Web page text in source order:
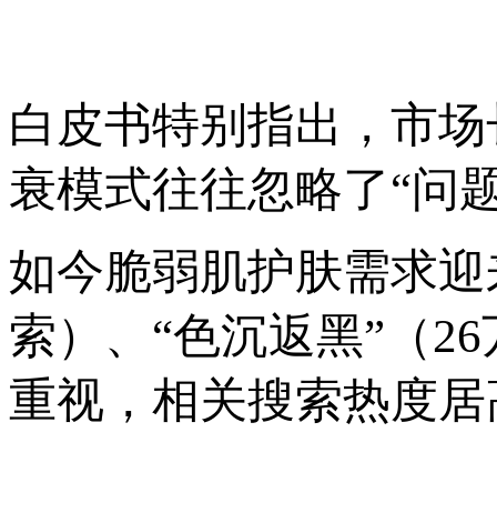
白皮书特别指出，市
衰模式往往忽略了“问
如今脆弱肌护肤需求
索）、“色沉返黑”（
重视，相关搜索热度